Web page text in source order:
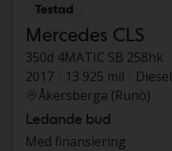
Testad
Mercedes CLS
350d 4MATIC SB 258hk
2017
13 925 mil
Diesel
Åkersberga (Runö)
Ledande bud
Med finansiering